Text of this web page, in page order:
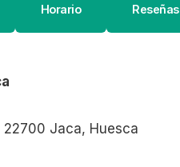
Horario Reseñas
22700 Jaca, Huesca